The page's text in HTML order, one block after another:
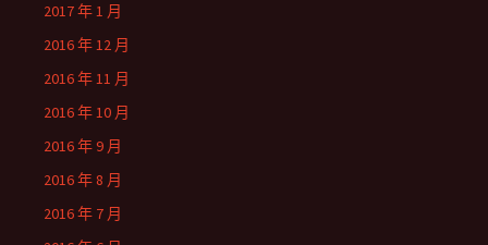
2017 年 1 月
2016 年 12 月
2016 年 11 月
2016 年 10 月
2016 年 9 月
2016 年 8 月
2016 年 7 月